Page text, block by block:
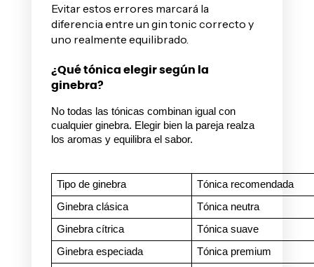
Evitar estos errores marcará la
diferencia entre un gin tonic correcto y
uno realmente equilibrado.
¿Qué tónica elegir según la
ginebra?
No todas las tónicas combinan igual con
cualquier ginebra. Elegir bien la pareja realza
los aromas y equilibra el sabor.
Tipo de ginebra
Tónica recomendada
Ginebra clásica
Tónica neutra
Ginebra cítrica
Tónica suave
Ginebra especiada
Tónica premium